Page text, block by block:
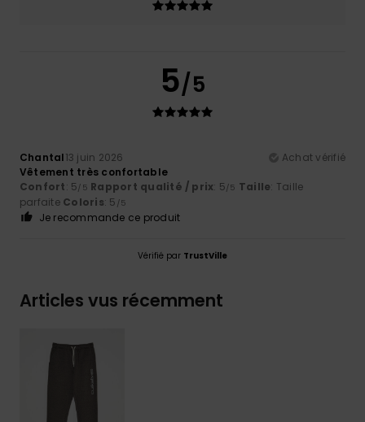
5/5
Chantal13 juin 2026
Achat vérifié
Vêtement très confortable
Confort: 5/5 Rapport qualité / prix: 5/5 Taille: Taille
parfaite Coloris: 5 /5
Je recommande ce produit
Vérifié par TrustVille
Articles vus récemment